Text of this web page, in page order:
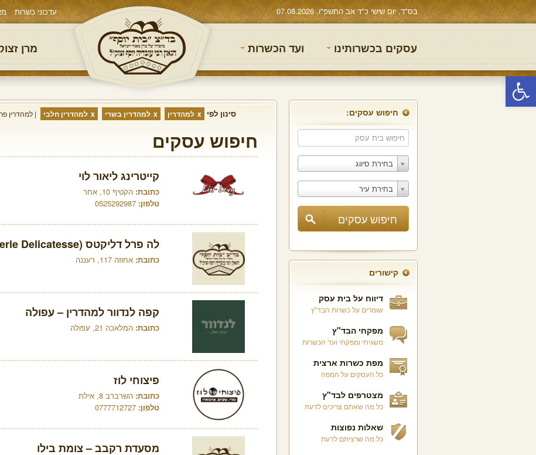
פתח סרגל נגישות
בס"ד, יום שישי כ"ד אב התשפ"ו, 07.08.2026 עדכוני כשרות
עסקים בכשרותינו ועד הכשרות מרן
חיפוש עסקים:
בחירת סיווג
בחירת עיר
קישורים
דיווח על בית עסק
שומרים על כשרות הבד"ץ
מפקחי הבד"ץ
משגיחי ומפקחי ועד הכשרות
מפת כשרות ארצית
כל העסקים על המפה
מצטרפים לבד"ץ
כל מה שאתם צריכים לדעת
שאלות נפוצות
כל מה שרציתם לדעת
סינון לפי למהדרין למהדרין בשרי למהדרין חלבי למהדרין
חיפוש עסקים
קייטרינג ליאור לוי
כתובת: הקטיף 10, אחר
טלפון: 0525292987
לה פרל דליקטס (La Perle Delicatesse)
כתובת: אחוזה 117, רעננה
קפה לנדוור למהדרין – עפולה
כתובת: המלאכה 21, עפולה
פיצוחי לוז
כתובת: השרברב 8, אילת
טלפון: 0777712727
מסעדת רקבב – צומת בילו